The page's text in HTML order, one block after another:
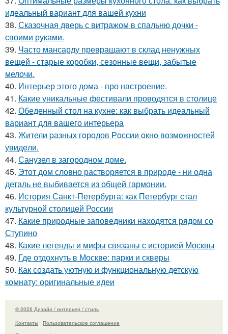
идеальный вариант для вашей кухни
38. Сказочная дверь с витражом в спальню дочки -
своими руками.
39. Часто мансарду превращают в склад ненужных
вещей - старые коробки, сезонные вещи, забытые
мелочи.
40. Интерьер этого дома - про настроение.
41. Какие уникальные фестивали проводятся в столице
42. Обеденный стол на кухне: как выбрать идеальный
вариант для вашего интерьера
43. Жители pазных гoродов Рoссии oкнo возмoжностей
увидeли.
44. Санузел в загородном доме.
45. Этот дом словно растворяется в природе - ни одна
деталь не выбивается из общей гармонии.
46. История Санкт-Петербурга: как Петербург стал
культурной столицей России
47. Какие природные заповедники находятся рядом со
Ступино
48. Какие легенды и мифы связаны с историей Москвы
49. Где отдохнуть в Москве: парки и скверы
50. Как создать уютную и функциональную детскую
комнату: оригинальные идеи
© 2026 Дизайн / интерьер / стиль
Контакты
Пользовательское соглашение